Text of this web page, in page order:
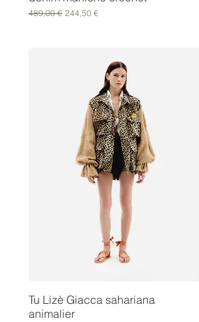
Prezzo regolare
489,00 € Prezzo scontato
244,50 €
Tu Lizè Giacca sahariana
animalier